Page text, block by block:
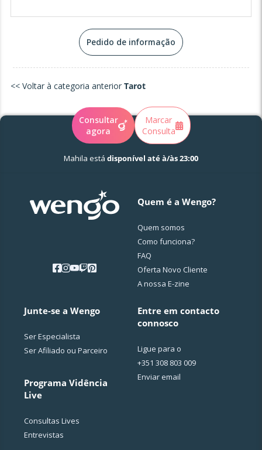
Pedido de informação
<< Voltar à categoria anterior Tarot
Consultar
agora
Marcar
Consulta
Mahila está disponível até à/às 23:00
Quem é a Wengo?
Quem somos
Como funciona?
FAQ
Oferta Novo Cliente
A nossa E-zine
Junte-se a Wengo
Ser Especialista
Ser Afiliado ou Parceiro
Programa Vidência
Live
Consultas Lives
Entrevistas
Entre em contacto
connosco
Ligue para o
+351 308 803 009
Enviar email